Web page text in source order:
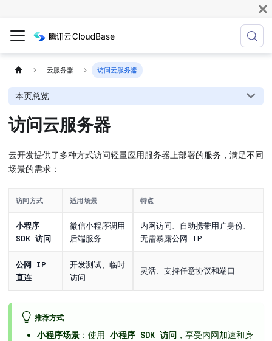
云服务器 访问云服务器
本页总览
访问云服务器
云开发提供了多种方式访问轻量应用服务器上部署的服务，满足不同
场景的需求：
访问方式 适用场景 特点
小程序
SDK 访问
微信小程序调用
后端服务
内网访问、自动携带用户身份、
无需暴露公网 IP
公网 IP
直连
开发测试、临时
访问
灵活、支持任意协议和端口
推荐方式
小程序场景 ：使用 小程序 SDK 访问 ，享受内网加速和身